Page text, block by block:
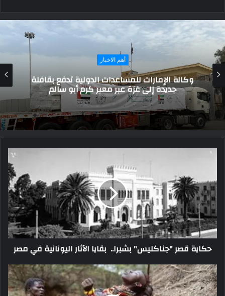
حوارات و تقارير
بدعم من وكالة الإمارات للمساعدات الدولية: 15
شاحنة في طريقها إلى غزة
حكاية قصر "جناكليس" بشبرا.. بقايا الآثار اليونانية في مصر